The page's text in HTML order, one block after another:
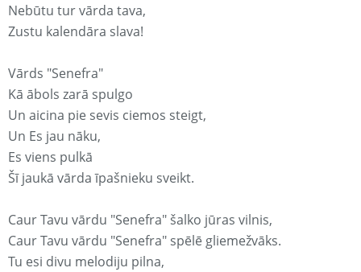
Nebūtu tur vārda tava,
Zustu kalendāra slava!
Vārds "Senefra"
Kā ābols zarā spulgo
Un aicina pie sevis ciemos steigt,
Un Es jau nāku,
Es viens pulkā
Šī jaukā vārda īpašnieku sveikt.
Caur Tavu vārdu "Senefra" šalko jūras vilnis,
Caur Tavu vārdu "Senefra" spēlē gliemežvāks.
Tu esi divu melodiju pilna,